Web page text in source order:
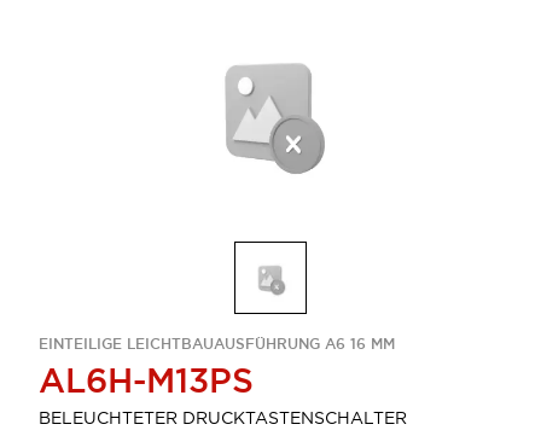
EINTEILIGE LEICHTBAUAUSFÜHRUNG A6 16 MM
AL6H-M13PS
BELEUCHTETER DRUCKTASTENSCHALTER